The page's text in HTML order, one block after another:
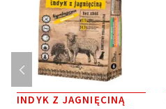
INDYK Z JAGNIĘCINĄ